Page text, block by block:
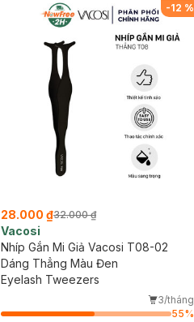
-12 %
28.000 ₫32.000 ₫
Vacosi
Nhíp Gắn Mi Giả Vacosi T08-02
Dáng Thẳng Màu Đen
Eyelash Tweezers
3/tháng
55%